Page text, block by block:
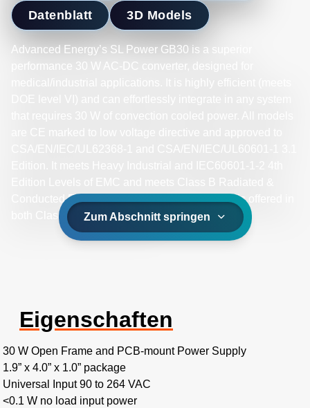
Datenblatt 3D Models
Advanced Energy’s SL Power GB30 is a superior
performance 30 W AC-DC converter, designed for
Conducted Emissions with margin. The GB30 is offered in
both Class I and Class II input.
Zum Abschnitt springen
Eigenschaften
30 W Open Frame and PCB-mount Power Supply
1.9” x 4.0” x 1.0” package
Universal Input 90 to 264 VAC
<0.1 W no load input power